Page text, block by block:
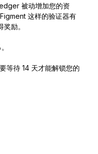
被动增加您的资
这样的验证器有
励。
等待 14 天才能解锁您的